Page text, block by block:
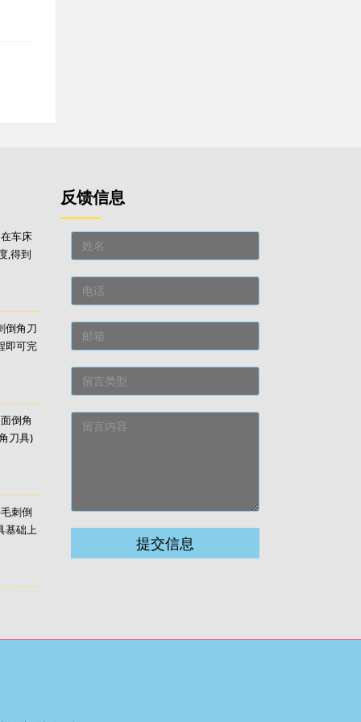
车床
,得到
倒角刀
即可完
倒角
刀具)
刺倒
基础上
反馈信息
提交信息